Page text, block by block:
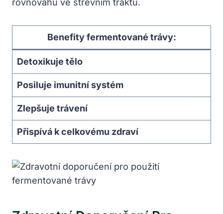
Benefity fermentované trávy:
Detoxikuje tělo
Posiluje imunitní systém
Zlepšuje trávení
Přispívá k celkovému zdraví